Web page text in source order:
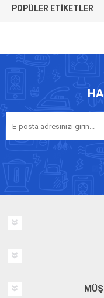
POPÜLER ETIKETLER